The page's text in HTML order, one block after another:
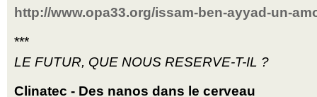
http://www.opa33.org/issam-ben-ayyad-un-
***
LE FUTUR, QUE NOUS RESERVE-T-IL ?
Clinatec - Des nanos dans le cerveau